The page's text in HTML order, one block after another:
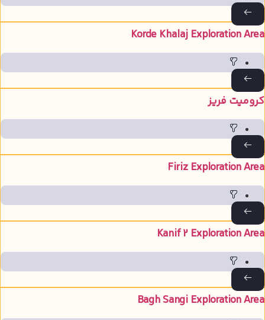
Korde Khalaj Exploration
فریز
Firiz Exploration
Kanif 2 Exploration
Bagh Sangi Exploration